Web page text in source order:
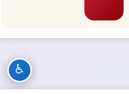
♿